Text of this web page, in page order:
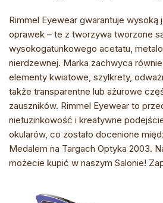
Rimmel Eyewear gwarantuje wysoką
oprawek – te z tworzywa tworzone
wysokogatunkowego acetatu,
nierdzewnej. Marka zachwyca
elementy kwiatowe, szylkrety,
także transparentne lub ażurowe
zauszników. Rimmel Eyewear to
nietuzinkowość i kreatywne
okularów, co zostało docenione
Medalem na Targach Optyka 2003.
możecie kupić w naszym Salonie!